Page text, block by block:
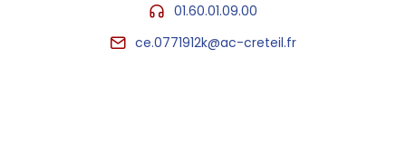
01.60.01.09.00
ce.0771912k@ac-creteil.fr